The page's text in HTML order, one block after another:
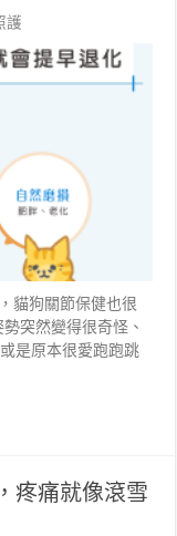
護
貓狗關節保健也很
突然變得很奇怪、
是原本很愛跑跑跳
疼痛就像滾雪